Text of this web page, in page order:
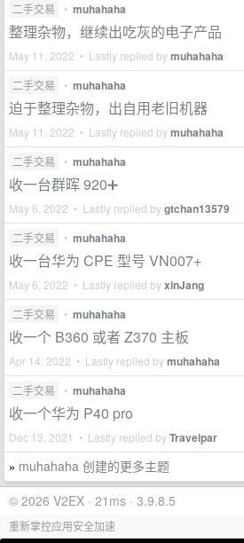
二手交易 • muhahaha
整理杂物，继续出吃灰的电子产品
May 11, 2022 • Lastly replied bymuhahaha
二手交易 • muhahaha
迫于整理杂物，出自用老旧机器
May 11, 2022 • Lastly replied bymuhahaha
二手交易 • muhahaha
收一台群晖 920➕
May 6, 2022 • Lastly replied bygtchan13579
二手交易 • muhahaha
收一台华为 CPE 型号 VN007+
May 6, 2022 • Lastly replied byxinJang
二手交易 • muhahaha
收一个 B360 或者 Z370 主板
Apr 14, 2022 • Lastly replied bymuhahaha
二手交易 • muhahaha
收一个华为 P40 pro
Dec 13, 2021 • Lastly replied byTravelpar
» muhahaha 创建的更多主题
© 2026 V2EX · 21ms · 3.9.8.5
重新掌控应用安全加速